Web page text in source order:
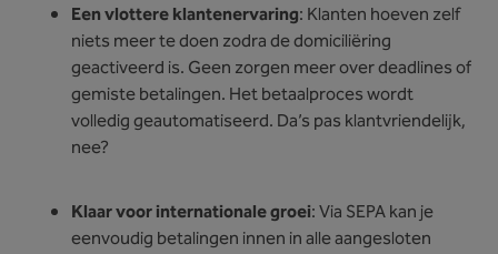
Een vlottere klantenervaring: Klanten hoeven zelf
niets meer te doen zodra de domiciliëring
geactiveerd is. Geen zorgen meer over deadlines of
gemiste betalingen. Het betaalproces wordt
volledig geautomatiseerd. Da’s pas klantvriendelijk,
nee?
Klaar voor internationale groei: Via SEPA kan je
eenvoudig betalingen innen in alle aangesloten